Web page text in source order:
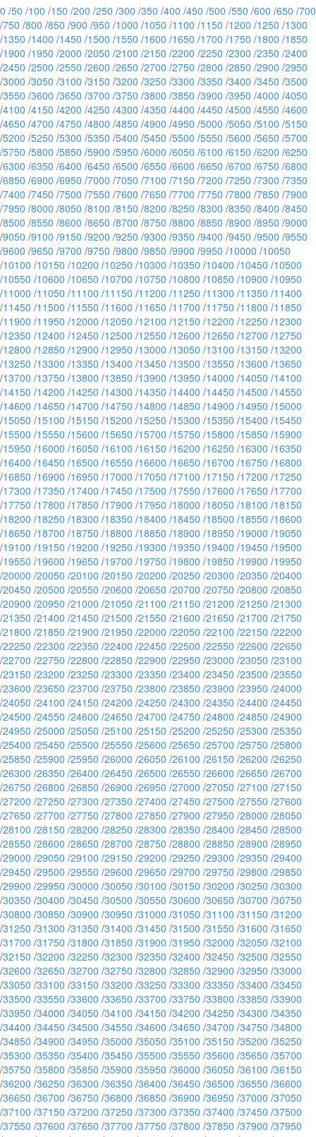
0 /50 /100 /150 /200 /250 /300 /350 /400 /450 /500 /550 /600 /650 /700
/750 /800 /850 /900 /950 /1000 /1050 /1100 /1150 /1200 /1250 /1300
/1350 /1400 /1450 /1500 /1550 /1600 /1650 /1700 /1750 /1800 /1850
/1900 /1950 /2000 /2050 /2100 /2150 /2200 /2250 /2300 /2350 /2400
/2450 /2500 /2550 /2600 /2650 /2700 /2750 /2800 /2850 /2900 /2950
/3000 /3050 /3100 /3150 /3200 /3250 /3300 /3350 /3400 /3450 /3500
/3550 /3600 /3650 /3700 /3750 /3800 /3850 /3900 /3950 /4000 /4050
/4100 /4150 /4200 /4250 /4300 /4350 /4400 /4450 /4500 /4550 /4600
/4650 /4700 /4750 /4800 /4850 /4900 /4950 /5000 /5050 /5100 /5150
/5200 /5250 /5300 /5350 /5400 /5450 /5500 /5550 /5600 /5650 /5700
/5750 /5800 /5850 /5900 /5950 /6000 /6050 /6100 /6150 /6200 /6250
/6300 /6350 /6400 /6450 /6500 /6550 /6600 /6650 /6700 /6750 /6800
/6850 /6900 /6950 /7000 /7050 /7100 /7150 /7200 /7250 /7300 /7350
/7400 /7450 /7500 /7550 /7600 /7650 /7700 /7750 /7800 /7850 /7900
/7950 /8000 /8050 /8100 /8150 /8200 /8250 /8300 /8350 /8400 /8450
/8500 /8550 /8600 /8650 /8700 /8750 /8800 /8850 /8900 /8950 /9000
/9050 /9100 /9150 /9200 /9250 /9300 /9350 /9400 /9450 /9500 /9550
/9600 /9650 /9700 /9750 /9800 /9850 /9900 /9950 /10000 /10050
/10100 /10150 /10200 /10250 /10300 /10350 /10400 /10450 /10500
/10550 /10600 /10650 /10700 /10750 /10800 /10850 /10900 /10950
/11000 /11050 /11100 /11150 /11200 /11250 /11300 /11350 /11400
/11450 /11500 /11550 /11600 /11650 /11700 /11750 /11800 /11850
/11900 /11950 /12000 /12050 /12100 /12150 /12200 /12250 /12300
/12350 /12400 /12450 /12500 /12550 /12600 /12650 /12700 /12750
/12800 /12850 /12900 /12950 /13000 /13050 /13100 /13150 /13200
/13250 /13300 /13350 /13400 /13450 /13500 /13550 /13600 /13650
/13700 /13750 /13800 /13850 /13900 /13950 /14000 /14050 /14100
/14150 /14200 /14250 /14300 /14350 /14400 /14450 /14500 /14550
/14600 /14650 /14700 /14750 /14800 /14850 /14900 /14950 /15000
/15050 /15100 /15150 /15200 /15250 /15300 /15350 /15400 /15450
/15500 /15550 /15600 /15650 /15700 /15750 /15800 /15850 /15900
/15950 /16000 /16050 /16100 /16150 /16200 /16250 /16300 /16350
/16400 /16450 /16500 /16550 /16600 /16650 /16700 /16750 /16800
/16850 /16900 /16950 /17000 /17050 /17100 /17150 /17200 /17250
/17300 /17350 /17400 /17450 /17500 /17550 /17600 /17650 /17700
/17750 /17800 /17850 /17900 /17950 /18000 /18050 /18100 /18150
/18200 /18250 /18300 /18350 /18400 /18450 /18500 /18550 /18600
/18650 /18700 /18750 /18800 /18850 /18900 /18950 /19000 /19050
/19100 /19150 /19200 /19250 /19300 /19350 /19400 /19450 /19500
/19550 /19600 /19650 /19700 /19750 /19800 /19850 /19900 /19950
/20000 /20050 /20100 /20150 /20200 /20250 /20300 /20350 /20400
/20450 /20500 /20550 /20600 /20650 /20700 /20750 /20800 /20850
/20900 /20950 /21000 /21050 /21100 /21150 /21200 /21250 /21300
/21350 /21400 /21450 /21500 /21550 /21600 /21650 /21700 /21750
/21800 /21850 /21900 /21950 /22000 /22050 /22100 /22150 /22200
/22250 /22300 /22350 /22400 /22450 /22500 /22550 /22600 /22650
/22700 /22750 /22800 /22850 /22900 /22950 /23000 /23050 /23100
/23150 /23200 /23250 /23300 /23350 /23400 /23450 /23500 /23550
/23600 /23650 /23700 /23750 /23800 /23850 /23900 /23950 /24000
/24050 /24100 /24150 /24200 /24250 /24300 /24350 /24400 /24450
/24500 /24550 /24600 /24650 /24700 /24750 /24800 /24850 /24900
/24950 /25000 /25050 /25100 /25150 /25200 /25250 /25300 /25350
/25400 /25450 /25500 /25550 /25600 /25650 /25700 /25750 /25800
/25850 /25900 /25950 /26000 /26050 /26100 /26150 /26200 /26250
/26300 /26350 /26400 /26450 /26500 /26550 /26600 /26650 /26700
/26750 /26800 /26850 /26900 /26950 /27000 /27050 /27100 /27150
/27200 /27250 /27300 /27350 /27400 /27450 /27500 /27550 /27600
/27650 /27700 /27750 /27800 /27850 /27900 /27950 /28000 /28050
/28100 /28150 /28200 /28250 /28300 /28350 /28400 /28450 /28500
/28550 /28600 /28650 /28700 /28750 /28800 /28850 /28900 /28950
/29000 /29050 /29100 /29150 /29200 /29250 /29300 /29350 /29400
/29450 /29500 /29550 /29600 /29650 /29700 /29750 /29800 /29850
/29900 /29950 /30000 /30050 /30100 /30150 /30200 /30250 /30300
/30350 /30400 /30450 /30500 /30550 /30600 /30650 /30700 /30750
/30800 /30850 /30900 /30950 /31000 /31050 /31100 /31150 /31200
/31250 /31300 /31350 /31400 /31450 /31500 /31550 /31600 /31650
/31700 /31750 /31800 /31850 /31900 /31950 /32000 /32050 /32100
/32150 /32200 /32250 /32300 /32350 /32400 /32450 /32500 /32550
/32600 /32650 /32700 /32750 /32800 /32850 /32900 /32950 /33000
/33050 /33100 /33150 /33200 /33250 /33300 /33350 /33400 /33450
/33500 /33550 /33600 /33650 /33700 /33750 /33800 /33850 /33900
/33950 /34000 /34050 /34100 /34150 /34200 /34250 /34300 /34350
/34400 /34450 /34500 /34550 /34600 /34650 /34700 /34750 /34800
/34850 /34900 /34950 /35000 /35050 /35100 /35150 /35200 /35250
/35300 /35350 /35400 /35450 /35500 /35550 /35600 /35650 /35700
/35750 /35800 /35850 /35900 /35950 /36000 /36050 /36100 /36150
/36200 /36250 /36300 /36350 /36400 /36450 /36500 /36550 /36600
/36650 /36700 /36750 /36800 /36850 /36900 /36950 /37000 /37050
/37100 /37150 /37200 /37250 /37300 /37350 /37400 /37450 /37500
/37550 /37600 /37650 /37700 /37750 /37800 /37850 /37900 /37950